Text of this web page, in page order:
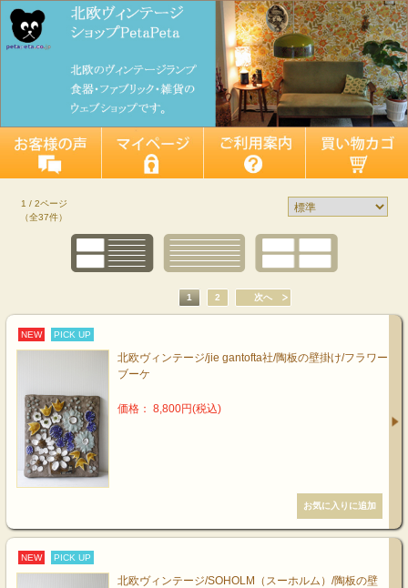
1 / 2ページ
（全37件）
1 2 次へ
NEW PICK UP
北欧ヴィンテージ/jie gantofta社/陶板の壁掛け/フラワー
ブーケ
価格： 8,800円(税込)
NEW PICK UP
北欧ヴィンテージ/SOHOLM（スーホルム）/陶板の壁